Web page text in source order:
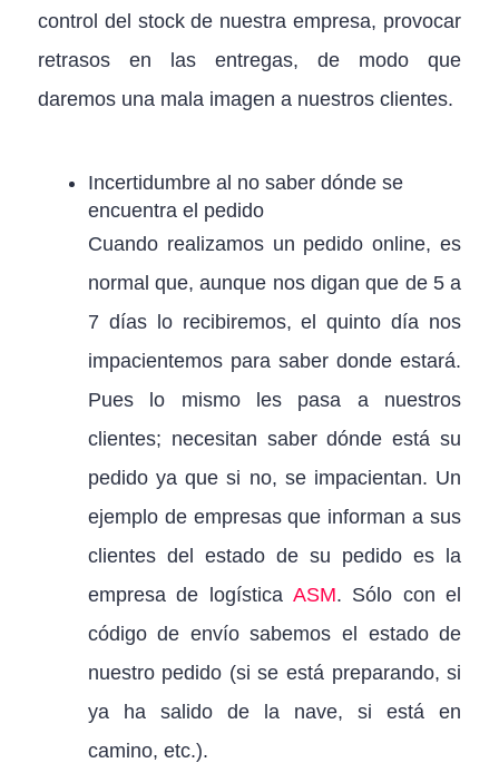
control del stock de nuestra empresa, provocar
retrasos en las entregas, de modo que
daremos una mala imagen a nuestros clientes.
Incertidumbre al no saber dónde se
encuentra el pedido
Cuando realizamos un pedido online, es
normal que, aunque nos digan que de 5 a
7 días lo recibiremos, el quinto día nos
impacientemos para saber donde estará.
Pues lo mismo les pasa a nuestros
clientes; necesitan saber dónde está su
pedido ya que si no, se impacientan. Un
ejemplo de empresas que informan a sus
clientes del estado de su pedido es la
empresa de logística ASM. Sólo con el
código de envío sabemos el estado de
nuestro pedido (si se está preparando, si
ya ha salido de la nave, si está en
camino, etc.).